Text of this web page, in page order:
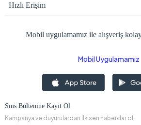
Hızlı Erişim
Mobil uygulamamız ile alışveriş
Mobil Uygulamamız
Sms Bültenine Kayıt Ol
Kampanya ve duyurulardan ilk sen haberdar ol.